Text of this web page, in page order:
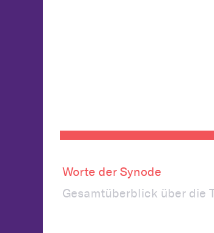
Worte der Synode
Gesamtüberblick über die